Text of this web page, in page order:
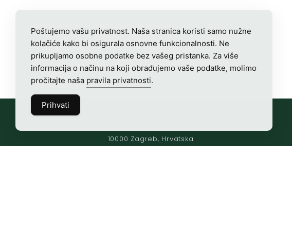
10000 Zagreb, Hrvatska
Poštujemo vašu privatnost. Naša stranica koristi samo nužne
kolačiće kako bi osigurala osnovne funkcionalnosti. Ne
prikupljamo osobne podatke bez vašeg pristanka. Za više
informacija o načinu na koji obrađujemo vaše podatke, molimo
pročitajte naša pravila privatnosti.
Prihvati